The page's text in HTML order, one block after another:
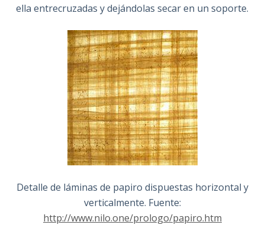
ella entrecruzadas y dejándolas secar en un soporte.
Detalle de láminas de papiro dispuestas horizontal y
verticalmente. Fuente:
http://www.nilo.one/prologo/papiro.htm